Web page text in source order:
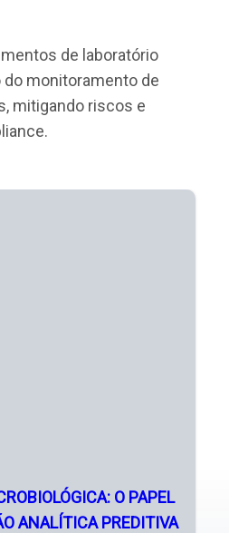
de laboratório
do monitoramento de
mitigando riscos e
O PAPEL
ANALÍTICA PREDITIVA